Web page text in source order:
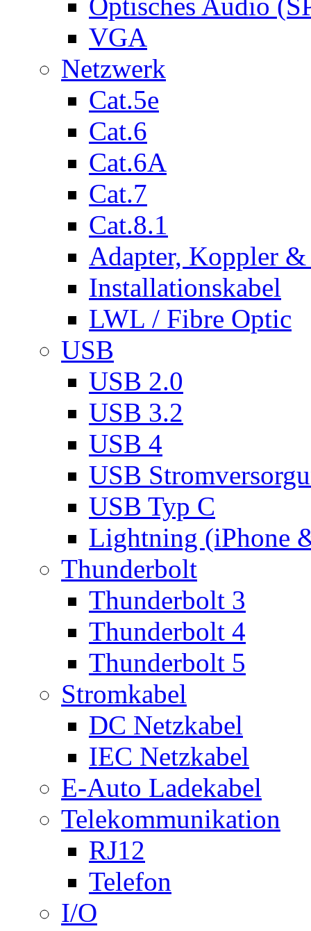
VGA
Netzwerk
Cat.5e
Cat.6
Cat.6A
Cat.7
Cat.8.1
Adapter, Koppler &
Installationskabel
LWL / Fibre Optic
USB
USB 2.0
USB 3.2
USB 4
USB
USB Typ C
Lightning (iPhone
Thunderbolt
Thunderbolt 3
Thunderbolt 4
Thunderbolt 5
Stromkabel
DC Netzkabel
IEC Netzkabel
E-Auto Ladekabel
Telekommunikation
RJ12
Telefon
I/O